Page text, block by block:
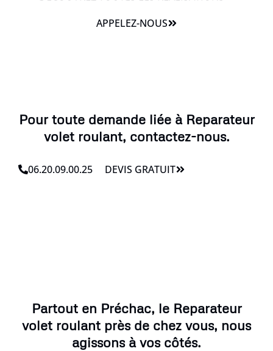
APPELEZ-NOUS
Pour toute demande liée à Reparateur
volet roulant, contactez-nous.
06.20.09.00.25 DEVIS GRATUIT
Partout en Préchac, le Reparateur
volet roulant près de chez vous, nous
agissons à vos côtés.